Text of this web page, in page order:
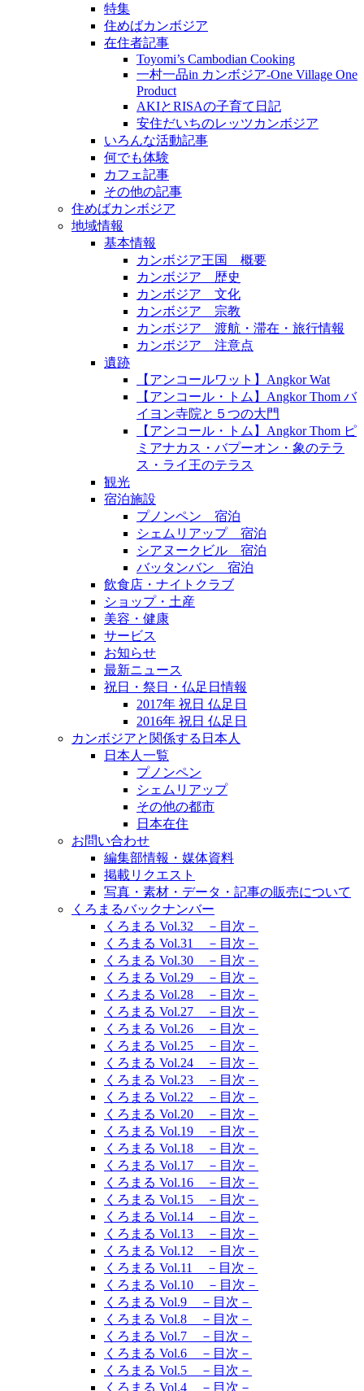
特集
住めばカンボジア
在住者記事
Toyomi’s Cambodian Cooking
一村一品in カンボジア-One Village One
Product
AKIとRISAの子育て日記
安住だいちのレッツカンボジア
いろんな活動記事
何でも体験
カフェ記事
その他の記事
住めばカンボジア
地域情報
基本情報
カンボジア王国 概要
カンボジア 歴史
カンボジア 文化
カンボジア 宗教
カンボジア 渡航・滞在・旅行情報
カンボジア 注意点
遺跡
【アンコールワット】Angkor Wat
【アンコール・トム】Angkor Thom バ
イヨン寺院と５つの大門
【アンコール・トム】Angkor Thom ピ
ミアナカス・バプーオン・象のテラ
ス・ライ王のテラス
観光
宿泊施設
プノンペン 宿泊
シェムリアップ 宿泊
シアヌークビル 宿泊
バッタンバン 宿泊
飲食店・ナイトクラブ
ショップ・土産
美容・健康
サービス
お知らせ
最新ニュース
祝日・祭日・仏足日情報
2017年 祝日 仏足日
2016年 祝日 仏足日
カンボジアと関係する日本人
日本人一覧
プノンペン
シェムリアップ
その他の都市
日本在住
お問い合わせ
編集部情報・媒体資料
掲載リクエスト
写真・素材・データ・記事の販売について
くろまるバックナンバー
くろまる Vol.32 －目次－
くろまる Vol.31 －目次－
くろまる Vol.30 －目次－
くろまる Vol.29 －目次－
くろまる Vol.28 －目次－
くろまる Vol.27 －目次－
くろまる Vol.26 －目次－
くろまる Vol.25 －目次－
くろまる Vol.24 －目次－
くろまる Vol.23 －目次－
くろまる Vol.22 －目次－
くろまる Vol.20 －目次－
くろまる Vol.19 －目次－
くろまる Vol.18 －目次－
くろまる Vol.17 －目次－
くろまる Vol.16 －目次－
くろまる Vol.15 －目次－
くろまる Vol.14 －目次－
くろまる Vol.13 －目次－
くろまる Vol.12 －目次－
くろまる Vol.11 －目次－
くろまる Vol.10 －目次－
くろまる Vol.9 －目次－
くろまる Vol.8 －目次－
くろまる Vol.7 －目次－
くろまる Vol.6 －目次－
くろまる Vol.5 －目次－
くろまる Vol.4 －目次－